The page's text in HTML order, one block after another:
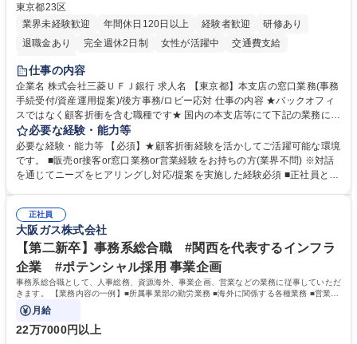
東京都23区
業界未経験歓迎
年間休日120日以上 経験者歓迎
研修あり
退職金あり
完全週休2日制 女性が活躍中
交通費支給
土日祝休み
仕事の内容
企業名 株式会社三菱ＵＦＪ銀行 求人名 【東京都】本支店の窓口業務(事務
手続受付/資産運用提案)/後方事務/ロビー応対 仕事の内容 ★バックオフィ
スではなく顧客折衝を含む職種です★ 国内の本支店等にて下記の業務に従
事していただきます。 ■窓口/後方/ロビーにて事務手続等の受付・オペレ
ーション、お客様対応 ■窓口にて、ご来店された個人のお客様に対して金
融商品のご提案 ■効率的な事務運用の検討・構築等 ≪業務紹介：ご応募前
に必ずご覧ください≫ ※記事 https://www.mysite.bk.mufg.jp/career/circle/
必要な経験・能力等
必要な経験・能力等 【必須】★顧客折衝経験を活かしてご活躍可能な環境
です。 ■販売or接客or窓口業務or営業経験をお持ちの方(業界不問) ※対話
を通じてニーズをヒアリングし対応/提案を実施した経験必須 ■正社員とし
るので安心して入行いただけます。 幅広いキャリアの選択肢があり、公募
や社内副業等を活用し、 一人ひとりが挑戦できるカルチャーが浸透してい
ます。 学歴・資格 学歴：大学院 大学 高専 短大 専修学校 高校 語学力：
資格：
正社員
大阪ガス株式会社
【第二新卒】事務系総合職 #関西を代表するインフラ
企業 #ポテンシャル採用 事業企画
事務系総合職として、人事総務、資源海外、事業企画、営業などの業務に従事していただ
きます。 【業務内容の一例】■所属事業部の勤労業務 ■海外に関係する各種業務 ■営業部
門の企画スタッフ、ルート営業
月給
22万7000円以上